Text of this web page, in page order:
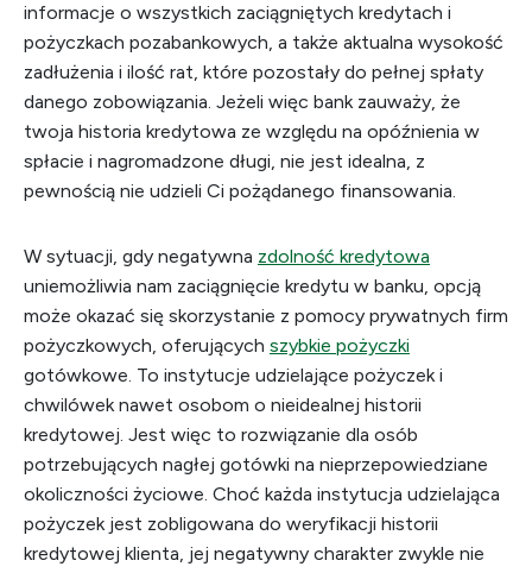
informacje o wszystkich zaciągniętych kredytach i
pożyczkach pozabankowych, a także aktualna wysokość
zadłużenia i ilość rat, które pozostały do pełnej spłaty
danego zobowiązania. Jeżeli więc bank zauważy, że
twoja historia kredytowa ze względu na opóźnienia w
spłacie i nagromadzone długi, nie jest idealna, z
pewnością nie udzieli Ci pożądanego finansowania.
W sytuacji, gdy negatywna zdolność kredytowa
uniemożliwia nam zaciągnięcie kredytu w banku, opcją
może okazać się skorzystanie z pomocy prywatnych firm
pożyczkowych, oferujących szybkie pożyczki
gotówkowe. To instytucje udzielające pożyczek i
chwilówek nawet osobom o nieidealnej historii
kredytowej. Jest więc to rozwiązanie dla osób
potrzebujących nagłej gotówki na nieprzepowiedziane
okoliczności życiowe. Choć każda instytucja udzielająca
pożyczek jest zobligowana do weryfikacji historii
kredytowej klienta, jej negatywny charakter zwykle nie